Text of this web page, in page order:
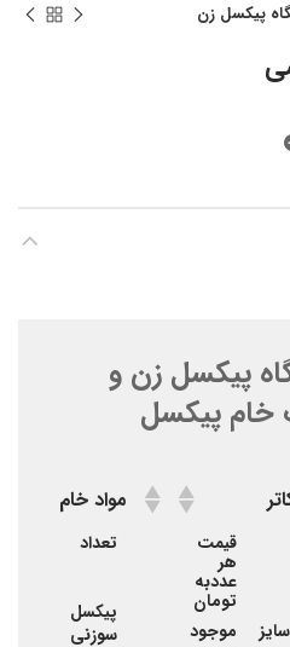
پیکسل زن
پیکسل زن و
خام پیکسل
مواد خام
مواد خام قیمت
هر
عددبه
تومان
موجود
تعداد
پیکسل
سوزنی